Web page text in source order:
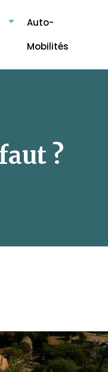
Auto-
Mobilités
?